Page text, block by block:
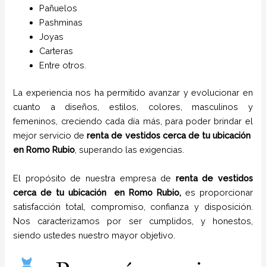
Pañuelos
Pashminas
Joyas
Carteras
Entre otros.
La experiencia nos ha permitido avanzar y evolucionar en
cuanto a diseños, estilos, colores, masculinos y
femeninos, creciendo cada día más, para poder brindar el
mejor servicio derenta de vestidos cerca de tu ubicación
enRomo Rubio , superando las exigencias.
El propósito de nuestra empresa de renta de vestidos
cerca de tu ubicación
enRomo Rubio, es proporcionar
satisfacción total, compromiso, confianza y disposición.
Nos caracterizamos por ser cumplidos, y honestos,
siendo ustedes nuestro mayor objetivo.